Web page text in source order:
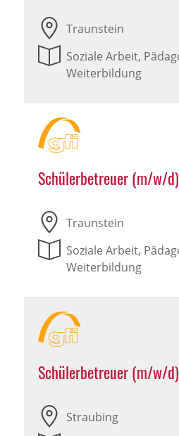
Traunstein
Soziale Arbeit,
Weiterbildung
Schülerbetreuer (m/w/d)
Traunstein
Soziale Arbeit,
Weiterbildung
Schülerbetreuer (m/w/d)
Straubing